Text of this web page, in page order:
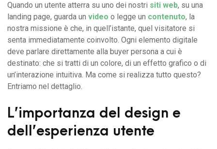
Quando un utente atterra su uno dei nostri siti web, su una
landing page, guarda un video o legge un contenuto, la
nostra missione è che, in quell’istante, quel visitatore si
senta immediatamente coinvolto. Ogni elemento digitale
deve parlare direttamente alla buyer persona a cui è
destinato: che si tratti di un colore, di un effetto grafico o di
un’interazione intuitiva. Ma come si realizza tutto questo?
Entriamo nel dettaglio.
L’importanza del design e
dell’esperienza utente